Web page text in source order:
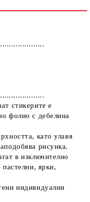
стикерите е
фолио с дебелина
като улавя
рисунка.
в изключително
пастелни, ярки,
индивидуални